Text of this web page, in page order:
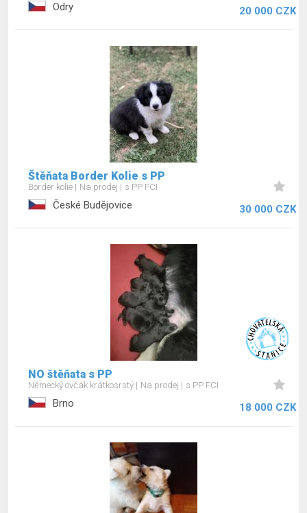
Odry 20 000 CZK
Štěňata Border Kolie s PP
Border kolie Na prodej s PP FCI
České Budějovice 30 000 CZK
NO štěňata s PP
Německý ovčák krátkosrstý Na prodej s PP FCI
Brno 18 000 CZK